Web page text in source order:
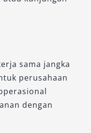
sama jangka
perusahaan
dengan